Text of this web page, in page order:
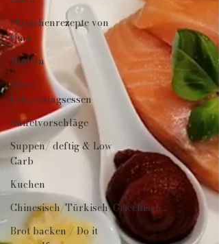
Plätzchenrezepte von
Oma
Nudeln
Party/
Geburtstagsessen
Buffetvorschläge
Suppen/ deftig & Low
Carb
Kuchen
Chinesisch/Türkisch/Griechisch...
Brot backen / Do it